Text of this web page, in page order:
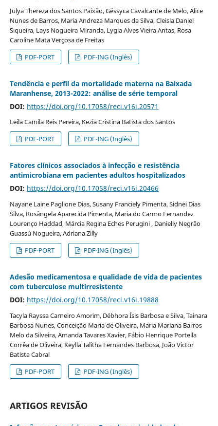
Julya Thereza dos Santos Paixão, Géssyca Cavalcante de Melo, Alice
Nunes de Barros, Maria Andreza Marques da Silva, Cleisla Daniel
Siqueira, Lays Nogueira Miranda, Lygia Alves Vieira Antas, Rosa
Caroline Mata Verçosa de Freitas
PDF-PORT
PDF-ING (Inglês)
Tendência e perfil da mortalidade materna na Baixada
Maranhense, 2013-2022: análise de série temporal
DOI: https://doi.org/10.17058/reci.v16i.20571
Leila Camila Reis Pereira, Kezia Cristina Batista dos Santos
PDF-PORT
PDF-ING (Inglês)
Fatores clínicos associados à infecção e resistência
antimicrobiana em pacientes adultos hospitalizados
DOI: https://doi.org/10.17058/reci.v16i.20466
Nayane Laine Paglione Dias, Susany Franciely Pimenta, Sidnei Dias
Silva, Rosângela Aparecida Pimenta, Maria do Carmo Fernandez
Lourenço Haddad, Márcia Regina Eches Perugini , Danielly Negrão
Guassú Nogueira, Adriana Zilly
PDF-PORT
PDF-ING (Inglês)
Adesão medicamentosa e qualidade de vida de pacientes
com tuberculose multirresistente
DOI: https://doi.org/10.17058/reci.v16i.19888
Tacyla Rayssa Carneiro Amorim, Débhora Ísis Barbosa e Silva, Tainara
Barbosa Nunes, Conceição Maria de Oliveira, Maria Mariana Barros
Melo da Silveira, Amanda Tavares Xavier, Fábio Henrique Portella
Corrêa de Oliveira, Keylla Talitha Fernandes Barbosa, João Victor
Batista Cabral
PDF-PORT
PDF-ING (Inglês)
ARTIGOS REVISÃO